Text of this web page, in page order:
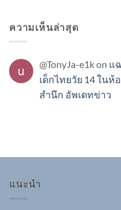
ความเห็นล่าสุด
@TonyJa-e1kon แ
เด็กไทยวัย 14 ในห้
สำนึก อัพเดทข่าว
แนะนำ